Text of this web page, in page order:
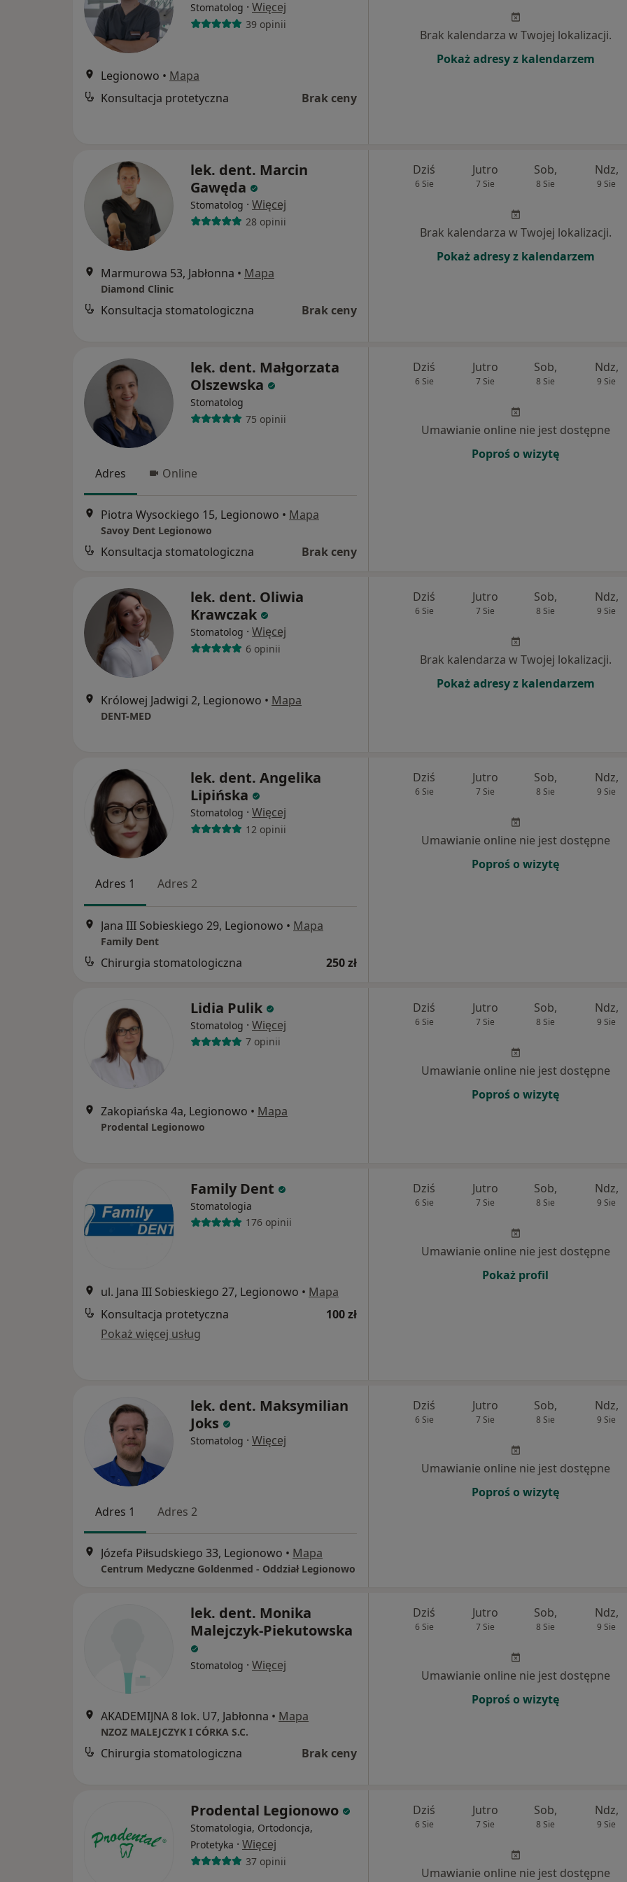
Stomatolog · Więcej
39 opinii
Legionowo • Mapa
Konsultacja protetyczna
Brak ceny
Brak kalendarza w Twojej lokalizacji.
Pokaż adresy z kalendarzem
lek. dent. Marcin
Gawęda
Stomatolog · Więcej
28 opinii
Marmurowa 53, Jabłonna • Mapa
Diamond Clinic
Konsultacja stomatologiczna Brak ceny
Dziś
6 Sie
Jutro
7 Sie
Sob,
8 Sie
Ndz,
9 Sie
Brak kalendarza w Twojej lokalizacji.
Pokaż adresy z kalendarzem
lek. dent. Małgorzata
Olszewska
Stomatolog
75 opinii
Adres Online
Piotra Wysockiego 15, Legionowo • Mapa
Savoy Dent Legionowo
Konsultacja stomatologiczna Brak ceny
Dziś
6 Sie
Jutro
7 Sie
Sob,
8 Sie
Ndz,
9 Sie
Umawianie online nie jest dostępne
Poproś o wizytę
lek. dent. Oliwia
Krawczak
Stomatolog · Więcej
6 opinii
Królowej Jadwigi 2, Legionowo • Mapa
DENT-MED
Dziś
6 Sie
Jutro
7 Sie
Sob,
8 Sie
Ndz,
9 Sie
Brak kalendarza w Twojej lokalizacji.
Pokaż adresy z kalendarzem
lek. dent. Angelika
Lipińska
Stomatolog · Więcej
12 opinii
Adres 1 Adres 2
Jana III Sobieskiego 29, Legionowo • Mapa
Family Dent
Chirurgia stomatologiczna 250 zł
Dziś
6 Sie
Jutro
7 Sie
Sob,
8 Sie
Ndz,
9 Sie
Umawianie online nie jest dostępne
Poproś o wizytę
Lidia Pulik
Stomatolog · Więcej
7 opinii
Zakopiańska 4a, Legionowo • Mapa
Prodental Legionowo
Dziś
6 Sie
Jutro
7 Sie
Sob,
8 Sie
Ndz,
9 Sie
Umawianie online nie jest dostępne
Poproś o wizytę
Family Dent
Stomatologia
176 opinii
ul. Jana III Sobieskiego 27, Legionowo • Mapa
Konsultacja protetyczna
100 zł
Pokaż więcej usług
Dziś
6 Sie
Jutro
7 Sie
Sob,
8 Sie
Ndz,
9 Sie
Umawianie online nie jest dostępne
Pokaż profil
lek. dent. Maksymilian
Joks
Stomatolog · Więcej
Adres 1 Adres 2
Józefa Piłsudskiego 33, Legionowo • Mapa
Centrum Medyczne Goldenmed - Oddział Legionowo
Dziś
6 Sie
Jutro
7 Sie
Sob,
8 Sie
Ndz,
9 Sie
Umawianie online nie jest dostępne
Poproś o wizytę
lek. dent. Monika
Malejczyk-Piekutowska
Stomatolog · Więcej
AKADEMIJNA 8 lok. U7, Jabłonna • Mapa
NZOZ MALEJCZYK I CÓRKA S.C.
Chirurgia stomatologiczna Brak ceny
Dziś
6 Sie
Jutro
7 Sie
Sob,
8 Sie
Ndz,
9 Sie
Umawianie online nie jest dostępne
Poproś o wizytę
Prodental Legionowo
Stomatologia, Ortodoncja,
Protetyka · Więcej
37 opinii
Dziś
6 Sie
Jutro
7 Sie
Sob,
8 Sie
Ndz,
9 Sie
Umawianie online nie jest dostępne